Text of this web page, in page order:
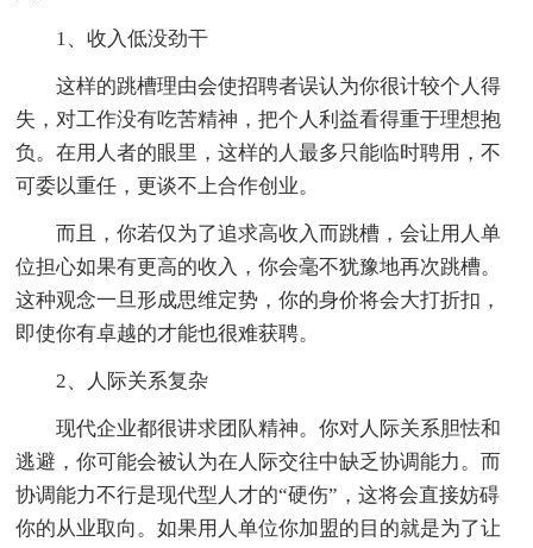
1、收入低没劲干
这样的跳槽理由会使招聘者误认为你很计较个人得
失，对工作没有吃苦精神，把个人利益看得重于理想抱
负。在用人者的眼里，这样的人最多只能临时聘用，不
可委以重任，更谈不上合作创业。
而且，你若仅为了追求高收入而跳槽，会让用人单
位担心如果有更高的收入，你会毫不犹豫地再次跳槽。
这种观念一旦形成思维定势，你的身价将会大打折扣，
即使你有卓越的才能也很难获聘。
2、人际关系复杂
现代企业都很讲求团队精神。你对人际关系胆怯和
逃避，你可能会被认为在人际交往中缺乏协调能力。而
协调能力不行是现代型人才的“硬伤”，这将会直接妨碍
你的从业取向。如果用人单位你加盟的目的就是为了让